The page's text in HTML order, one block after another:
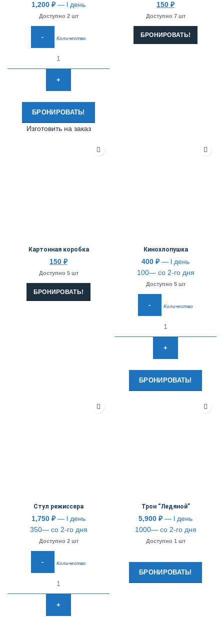
1,200 ₽— l день
Доступно 2 шт
Количество
БРОНИРОВАТЬ!
Изготовить на заказ
150 ₽
Доступно 7 шт
БРОНИРОВАТЬ!
Картонная коробка
150 ₽
Доступно 5 шт
БРОНИРОВАТЬ!
Кинохлопушка
400 ₽— l день
100— со 2-го дня
Доступно 5 шт
Количество
БРОНИРОВАТЬ!
Стул режиссера
1,750 ₽— l день
350— со 2-го дня
Доступно 2 шт
Количество
Трон “Ледяной”
5,900 ₽— l день
1000— со 2-го дня
Доступно 1 шт
БРОНИРОВАТЬ!